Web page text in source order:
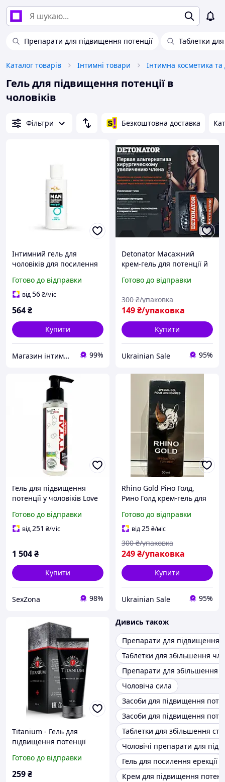
Препарати для підвищення потенції Таблетки
Каталог товарів Інтимні товари Інтимна косметика та
Гель для підвищення потенції в
чоловіків
Фільтри Безкоштовна доставка
Інтимний гель для
чоловіків для посилення
Maximum Potency Med
Gel
Готово до відправки
від56₴/міс
564₴
Купити
Магазин інтимних товарів "Kleopatra" 99%
Detonator Масажний
крем-гель для потенції й
Готово до відправки
149₴/упаковка
300 ₴/упаковка
Купити
Ukrainian Sale 95%
Гель для підвищення
потенції у чоловіків Love
Talla
Готово до відправки
від251 ₴/міс
1 504₴
Купити
SexZona 98%
Rhino Gold Ріно Голд,
Рино Голд крем-гель для
органа та потенції, 50 мл
Готово до відправки
від25₴/міс
249₴/упаковка
300 ₴/упаковка
Купити
Ukrainian Sale 95%
Titanium - Гель для
підвищення потенції
Готово до відправки
259₴
Дивись також
Препарати для підвищення
Таблетки для збільшення
Препарати для збільшення
Чоловіча сила
Засоби для підвищення
Засоби для підвищення
Таблетки для збільшення
Чоловічі препарати для
Гель для посилення ерекції
Крем для підвищення